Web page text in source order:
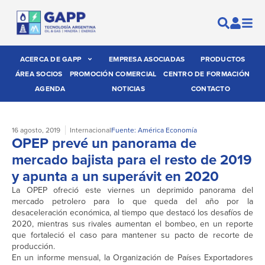
ACERCA DE GAPP EMPRESA ASOCIADAS
PRODUCTOS
ÁREA SOCIOS
PROMOCIÓN COMERCIAL
CENTRO DE FORMACIÓN
AGENDA
NOTICIAS CONTACTO
16 agosto, 2019 InternacionalFuente: América Economía
OPEP prevé un panorama de
mercado bajista para el resto de 2019
y apunta a un superávit en 2020
La OPEP ofreció este viernes un deprimido panorama del
mercado petrolero para lo que queda del año por la
desaceleración económica, al tiempo que destacó los desafíos de
2020, mientras sus rivales aumentan el bombeo, en un reporte
que fortaleció el caso para mantener su pacto de recorte de
producción.
En un informe mensual, la Organización de Países Exportadores